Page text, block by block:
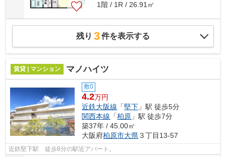
1階 / 1R / 26.91㎡
残り 3件を表示する
賃貸 | マンション マノハイツ
敷0
4.2万円
近鉄大阪線 「堅下 」駅 徒歩5分
関西本線 「柏原 」駅 徒歩7分
築37年 / 45.00㎡
大阪府柏原市大県３丁目13-57
近鉄堅下駅 徒歩8分の駅近アパート。